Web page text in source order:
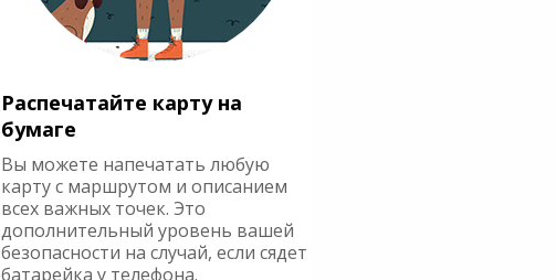
Распечатайте карту на
бумаге
Вы можете напечатать любую
карту с маршрутом и описанием
всех важных точек. Это
дополнительный уровень вашей
безопасности на случай, если сядет
батарейка у телефона.